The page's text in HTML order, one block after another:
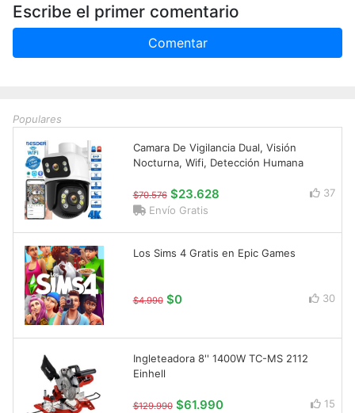
Escribe el primer comentario
Comentar
Populares
Camara De Vigilancia Dual, Visión
Nocturna, Wifi, Detección Humana
$70.576 $23.628
37
Envío Gratis
Los Sims 4 Gratis en Epic Games
$4.990 $0 30
Ingleteadora 8'' 1400W TC-MS 2112
Einhell
$129.990 $61.990
15